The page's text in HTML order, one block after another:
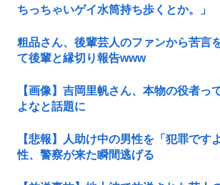
ちっちゃいゲイ水筒持ち歩くとか。」
粗品さん、後輩芸人のファンから苦言
て後輩と縁切り報告www
【画像】吉岡里帆さん、本物の役者っ
よなと話題に
【悲報】人助け中の男性を「犯罪です
性、警察が来た瞬間逃げる